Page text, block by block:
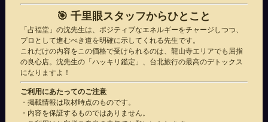
🎯千里眼スタッフからひとこと
「占福堂」の沈先生は、ポジティブなエネルギーをチャージしつつ、
プロとして進むべき道を明確に示してくれる先生です。
これだけの内容をこの価格で受けられるのは、龍山寺エリアでも屈指
の良心店。沈先生の「ハッキリ鑑定」、台北旅行の最高のデトックス
になりますよ！
ご利用にあたってのご注意
・掲載情報は取材時点のものです。
・内容を保証するものではありません。